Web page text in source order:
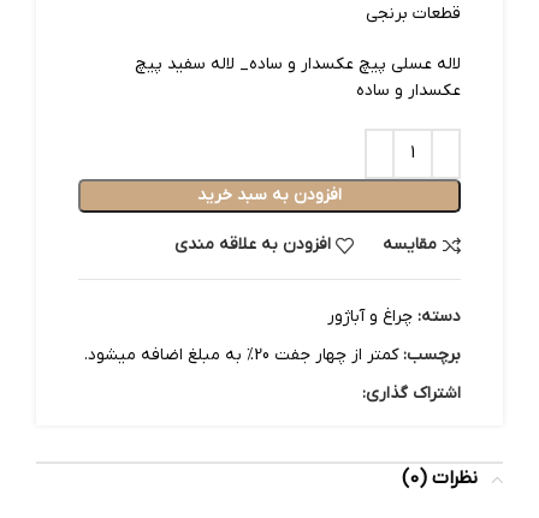
قطعات برنجی
لاله عسلی پیچ عکسدار و ساده_ لاله سفید پیچ
عکسدار و ساده
افزودن به سبد خرید
مقایسه افزودن به علاقه مندی
دسته: چراغ و آباژور
برچسب: کمتر از چهار جفت 20% به مبلغ اضافه میشود.
اشتراک گذاری:
نظرات (0)